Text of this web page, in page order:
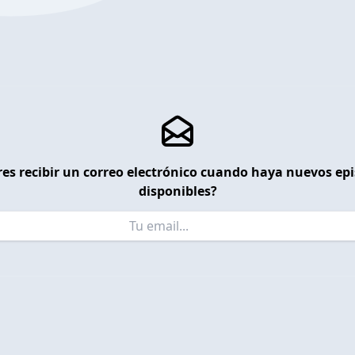
recibir un correo electrónico cuando haya nuevos
disponibles?